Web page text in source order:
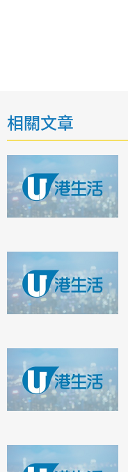
相關文章